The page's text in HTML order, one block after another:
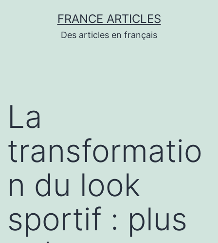
FRANCE ARTICLES
Des articles en français
La
transformatio
n du look
sportif : plus